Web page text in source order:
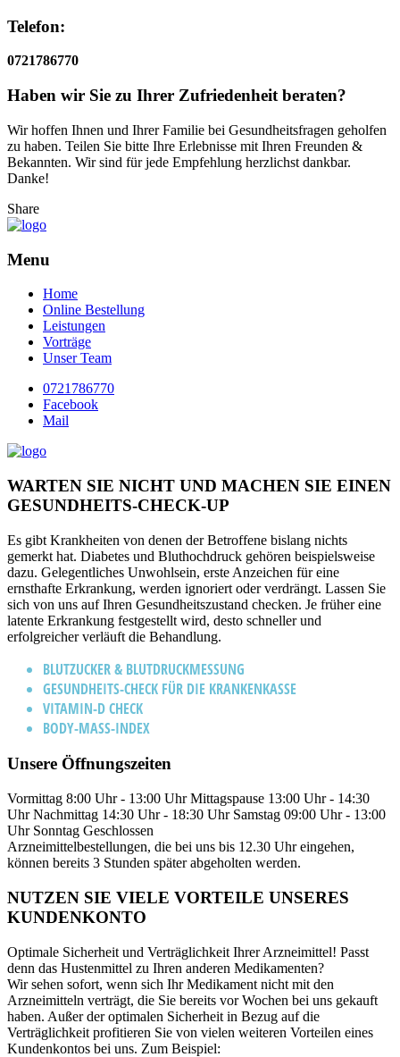
Telefon:
0721786770
Haben wir Sie zu Ihrer Zufriedenheit beraten?
Wir hoffen Ihnen und Ihrer Familie bei Gesundheitsfragen geholfen
zu haben. Teilen Sie bitte Ihre Erlebnisse mit Ihren Freunden &
Bekannten. Wir sind für jede Empfehlung herzlichst dankbar.
Danke!
Share
Menu
Home
Online Bestellung
Leistungen
Vorträge
Unser Team
0721786770
Facebook
Mail
WARTEN SIE NICHT UND MACHEN SIE EINEN
GESUNDHEITS-CHECK-UP
Es gibt Krankheiten von denen der Betroffene bislang nichts
gemerkt hat. Diabetes und Bluthochdruck gehören beispielsweise
dazu. Gelegentliches Unwohlsein, erste Anzeichen für eine
ernsthafte Erkrankung, werden ignoriert oder verdrängt. Lassen Sie
sich von uns auf Ihren Gesundheitszustand checken. Je früher eine
latente Erkrankung festgestellt wird, desto schneller und
erfolgreicher verläuft die Behandlung.
BLUTZUCKER & BLUTDRUCKMESSUNG
GESUNDHEITS-CHECK FÜR DIE KRANKENKASSE
VITAMIN-D CHECK
BODY-MASS-INDEX
Unsere Öffnungszeiten
Vormittag 8:00 Uhr - 13:00 Uhr Mittagspause 13:00 Uhr - 14:30
Uhr Nachmittag 14:30 Uhr - 18:30 Uhr Samstag 09:00 Uhr - 13:00
Uhr Sonntag Geschlossen
Arzneimittelbestellungen, die bei uns bis 12.30 Uhr eingehen,
können bereits 3 Stunden später abgeholten werden.
NUTZEN SIE VIELE VORTEILE UNSERES
KUNDENKONTO
Optimale Sicherheit und Verträglichkeit Ihrer Arzneimittel! Passt
denn das Hustenmittel zu Ihren anderen Medikamenten?
Wir sehen sofort, wenn sich Ihr Medikament nicht mit den
Arzneimitteln verträgt, die Sie bereits vor Wochen bei uns gekauft
haben. Außer der optimalen Sicherheit in Bezug auf die
Verträglichkeit profitieren Sie von vielen weiteren Vorteilen eines
Kundenkontos bei uns. Zum Beispiel: